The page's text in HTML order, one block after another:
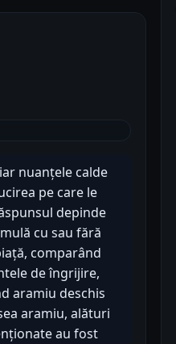
nuanțele calde
pe care le
depinde
cu sau fără
comparând
de îngrijire,
aramiu deschis
aramiu, alături
au fost